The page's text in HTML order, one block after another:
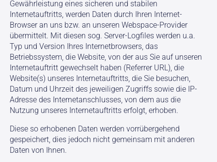
Gewährleistung eines sicheren und stabilen
Internetauftritts, werden Daten durch Ihren Internet-
Browser an uns bzw. an unseren Webspace-Provider
übermittelt. Mit diesen sog. Server-Logfiles werden u.a.
Typ und Version Ihres Internetbrowsers, das
Betriebssystem, die Website, von der aus Sie auf unseren
Internetauftritt gewechselt haben (Referrer URL), die
Website(s) unseres Internetauftritts, die Sie besuchen,
Datum und Uhrzeit des jeweiligen Zugriffs sowie die IP-
Adresse des Internetanschlusses, von dem aus die
Nutzung unseres Internetauftritts erfolgt, erhoben.
Diese so erhobenen Daten werden vorrübergehend
gespeichert, dies jedoch nicht gemeinsam mit anderen
Daten von Ihnen.